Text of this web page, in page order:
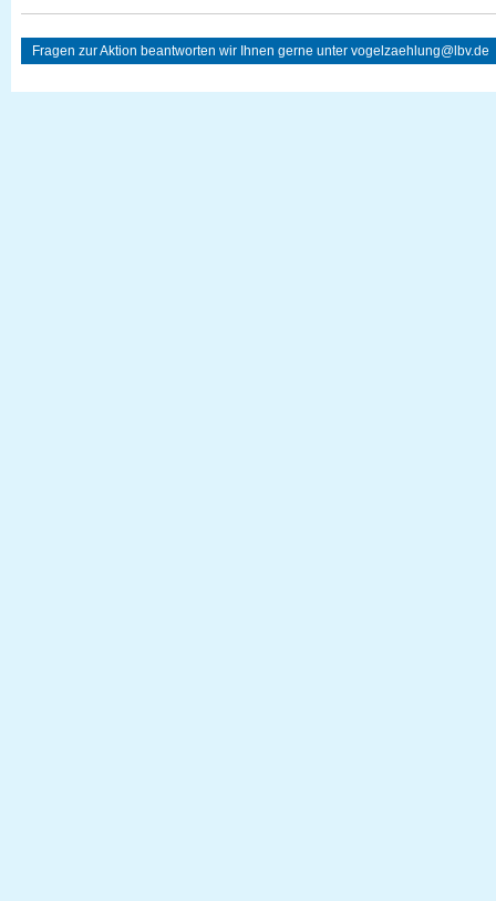
Fragen zur Aktion beantworten wir Ihnen gerne unter vogelzaehlung@lbv.de